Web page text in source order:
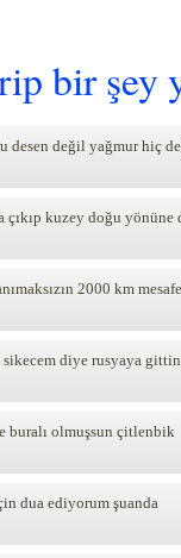
bir şey
desen değil yağmur hiç
kuzey doğu yönüne
2000 km
diye rusyaya
buralı olmuşsun çitlenbik
dua ediyorum şuanda